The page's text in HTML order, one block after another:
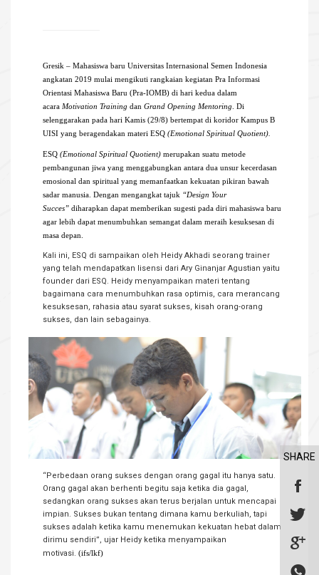
SHARE
Gresik – Mahasiswa baru Universitas Internasional Semen Indonesia
angkatan 2019 mulai mengikuti rangkaian kegiatan Pra Informasi
Orientasi Mahasiswa Baru (Pra-IOMB) di hari kedua dalam
acara Motivation Training dan Grand Opening Mentoring . Di
selenggarakan pada hari Kamis (29/8) bertempat di koridor Kampus B
UISI yang beragendakan materi ESQ (Emotional Spiritual Quotient).
ESQ (Emotional Spiritual Quotient) merupakan suatu metode
pembangunan jiwa yang menggabungkan antara dua unsur kecerdasan
emosional dan spiritual yang memanfaatkan kekuatan pikiran bawah
sadar manusia. Dengan mengangkat tajuk “Design Your
Succes” diharapkan dapat memberikan sugesti pada diri mahasiswa baru
agar lebih dapat menumbuhkan semangat dalam meraih kesuksesan di
masa depan.
Kali ini, ESQ di sampaikan oleh Heidy Akhadi seorang trainer
yang telah mendapatkan lisensi dari Ary Ginanjar Agustian yaitu
founder dari ESQ. Heidy menyampaikan materi tentang
bagaimana cara menumbuhkan rasa optimis, cara merancang
kesuksesan, rahasia atau syarat sukses, kisah orang-orang
sukses, dan lain sebagainya.
“Perbedaan orang sukses dengan orang gagal itu hanya satu.
Orang gagal akan berhenti begitu saja ketika dia gagal,
sedangkan orang sukses akan terus berjalan untuk mencapai
impian. Sukses bukan tentang dimana kamu berkuliah, tapi
sukses adalah ketika kamu menemukan kekuatan hebat dalam
dirimu sendiri”, ujar Heidy ketika menyampaikan
motivasi. (ifs/lkf)